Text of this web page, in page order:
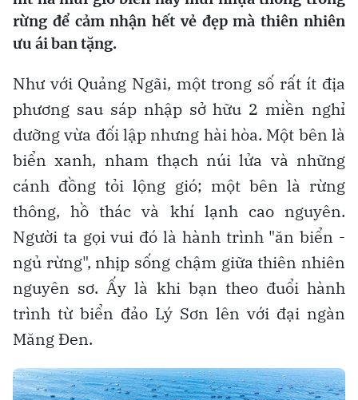
rừng để cảm nhận hết vẻ đẹp mà thiên nhiên
ưu ái ban tặng.
Như với Quảng Ngãi, một trong số rất ít địa
phương sau sáp nhập sở hữu 2 miền nghỉ
dưỡng vừa đối lập nhưng hài hòa. Một bên là
biển xanh, nham thạch núi lửa và những
cánh đồng tỏi lộng gió; một bên là rừng
thông, hồ thác và khí lạnh cao nguyên.
Người ta gọi vui đó là hành trình "ăn biển -
ngủ rừng", nhịp sống chậm giữa thiên nhiên
nguyên sơ. Ấy là khi bạn theo đuổi hành
trình từ biển đảo Lý Sơn lên với đại ngàn
Măng Đen.